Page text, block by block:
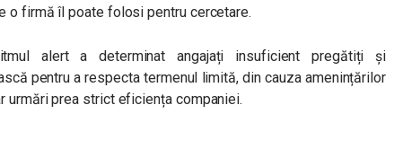
o firmă îl poate folosi pentru cercetare.
alert a determinat angajați insuficient pregătiți și
pentru a respecta termenul limită, din cauza amenințărilor
urmări prea strict eficiența companiei.